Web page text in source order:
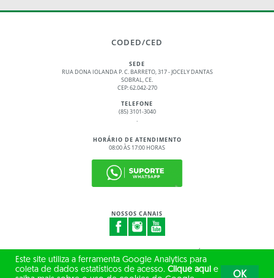
CODED/CED
SEDE
RUA DONA IOLANDA P. C. BARRETO, 317 - JOCELY DANTAS
SOBRAL, CE.
CEP: 62.042-270
TELEFONE
(85) 3101-3040
.
HORÁRIO DE ATENDIMENTO
08:00 ÀS 17:00 HORAS
NOSSOS CANAIS
TODOS OS DIREITOS RESERVADOS
Este site utiliza a ferramenta Google Analytics para
coleta de dados estatísticos de acesso. Clique aqui e
OK